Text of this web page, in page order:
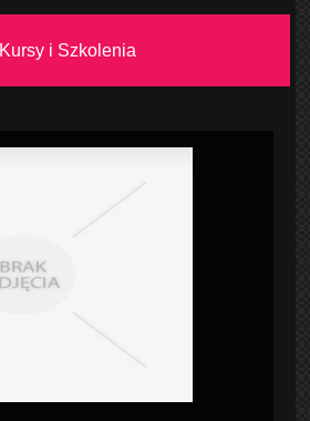
Kursy i Szkolenia